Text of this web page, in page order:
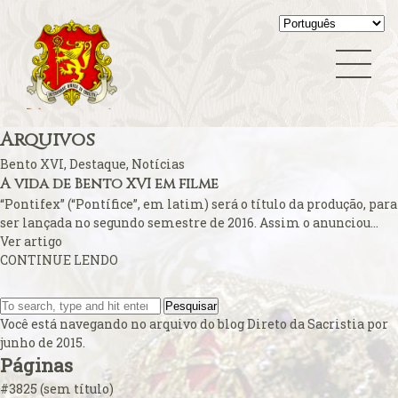
Summorum Pontificum
Teologia
Vaticano
Vídeo Blog
Virgem Maria
A fé na Europa
A FSSPX compara o seu caso ao acordo China-Vaticano
A Padroeira do Brasil venerada em Roma
A Parada Gay e os católicos
A polêmica cobrança do ingresso para a missa papal
A primeira dama do Colégio Cardinalício
A Sala Conciliar na Basílica Vaticana
A solene abertura
A Terra de Vera Cruz
A um mês…
A Vida Interior
A Vigília de Pentecostes – O rito próprio
Abade do Rio de Janeiro renuncia
Agora é permitido dizer:
Arquivos
Bento XVI, Destaque, Notícias
A vida de Bento XVI em filme
“Pontifex” (“Pontífice”, em latim) será o título da produção, para
ser lançada no segundo semestre de 2016. Assim o anunciou...
Ver artigo
CONTINUE LENDO
Pesquisar
Você está navegando no arquivo do blogDireto da Sacristiapor
junho de 2015.
Páginas
#3825 (sem título)